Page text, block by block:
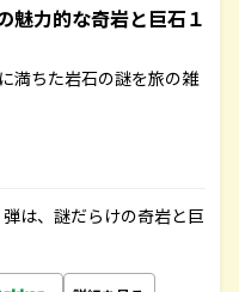
力的な奇岩と巨石１
満ちた岩石の謎を旅の雑
は、謎だらけの奇岩と巨